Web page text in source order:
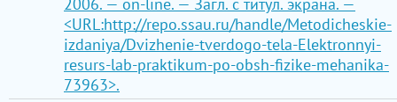
<URL:http://repo.ssau.ru/handle/Metodicheskie-
izdaniya/Dvizhenie-tverdogo-tela-Elektronnyi-
resurs-lab-praktikum-po-obsh-fizike-mehanika-
73963>.